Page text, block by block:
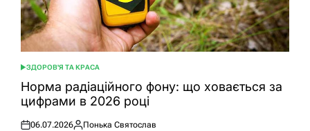
ОПУБЛІКУВАТИ
У
ЗДОРОВ'Я ТА КРАСА
Норма радіаційного фону: що ховається за
цифрами в 2026 році
06.07.2026 Понька Святослав